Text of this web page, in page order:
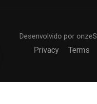
Desenvolvido por onzeS
Privacy Terms